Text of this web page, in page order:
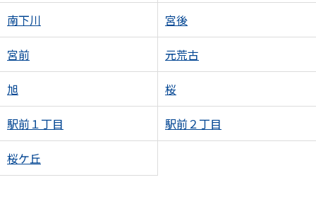
南下川 宮後
宮前 元荒古
旭 桜
駅前１丁目 駅前２丁目
桜ケ丘